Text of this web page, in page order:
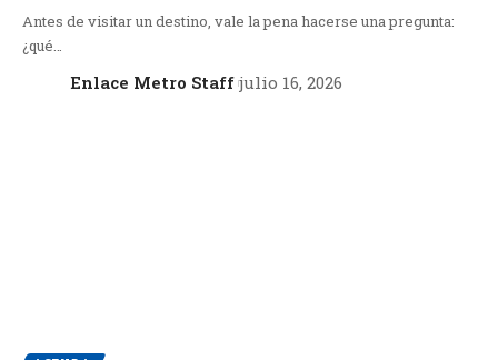
Antes de visitar un destino, vale la pena hacerse una pregunta:
¿qué…
Enlace Metro Staff julio 16, 2026